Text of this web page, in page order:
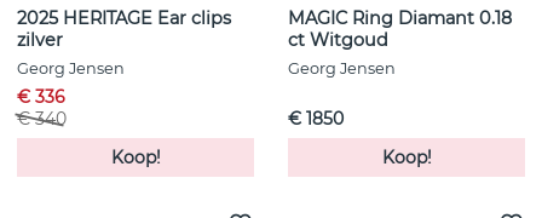
2025 HERITAGE Ear clips
zilver
Georg Jensen
€ 336
€ 340
Koop!
MAGIC Ring Diamant 0.18
ct Witgoud
Georg Jensen
€ 1850
Koop!